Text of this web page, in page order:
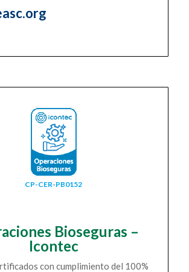
CP-CER-PB0152
Bioseguras –
Icontec
con cumplimiento del 100%